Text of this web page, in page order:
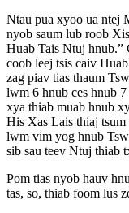
Ntau pua xyoo ua ntej
nyob saum lub roob
Huab Tais Ntuj hnub.”
coob leej tsis caiv
zag piav tias thaum
lwm 6 hnub ces hnub
xya thiab muab hnub
His Xas Lais thiaj
lwm vim yog hnub
sib sau teev Ntuj thiab
Pom tias nyob hauv
tas, so, thiab foom lus